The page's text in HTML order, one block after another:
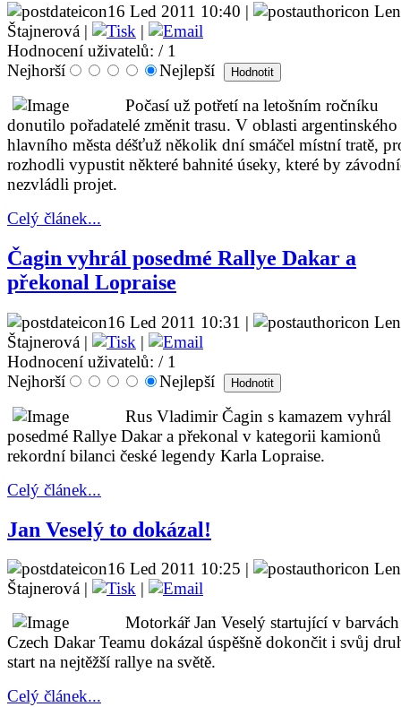
16 Led 2011 10:40 |
Štajnerová |
|
Hodnocení uživatelů: / 1
Nejhorší
Nejlepší
Počasí už potřetí na letošním ročníku
donutilo pořadatelé změnit trasu. V oblasti argentinského
hlavního města déšťuž několik dní smáčel místní tratě,
rozhodli vypustit některé bahnité úseky, které by
nezvládli projet.
Celý článek...
Čagin vyhrál posedmé Rallye Dakar a
překonal Lopraise
16 Led 2011 10:31 |
Štajnerová |
|
Hodnocení uživatelů: / 1
Nejhorší
Nejlepší
Rus Vladimir Čagin s kamazem vyhrál
posedmé Rallye Dakar a překonal v kategorii kamionů
rekordní bilanci české legendy Karla Lopraise.
Celý článek...
Jan Veselý to dokázal!
16 Led 2011 10:25 |
Štajnerová |
|
Motorkář Jan Veselý startující v barvách
Czech Dakar Teamu dokázal úspěšně dokončit i svůj
start na nejtěžší rallye na světě.
Celý článek...